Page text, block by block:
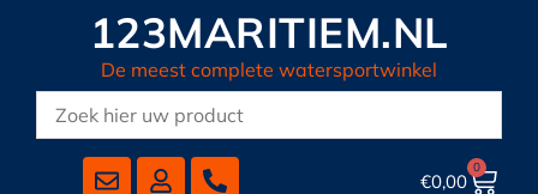
123MARITIEM.NL
De meest complete watersportwinkel
€0,00
0